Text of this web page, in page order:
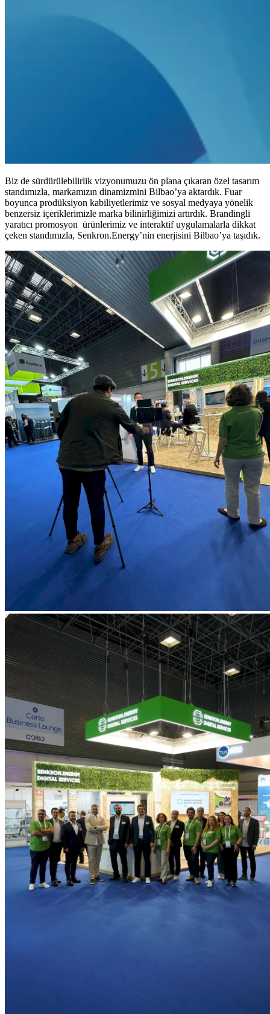
Biz de sürdürülebilirlik vizyonumuzu ön plana çıkaran özel tasarım
standımızla, markamızın dinamizmini Bilbao’ya aktardık. Fuar
boyunca prodüksiyon kabiliyetlerimiz ve sosyal medyaya yönelik
benzersiz içeriklerimizle marka bilinirliğimizi artırdık. Brandingli
yaratıcı promosyon ürünlerimiz ve interaktif uygulamalarla dikkat
çeken standımızla, Senkron.Energy’nin enerjisini Bilbao’ya taşıdık.